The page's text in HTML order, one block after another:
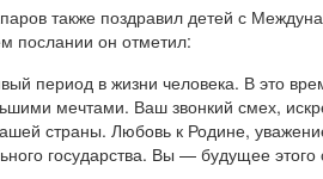
также поздравил детей с
послании он отметил:
период в жизни человека. В это
мечтами. Ваш звонкий смех,
страны. Любовь к Родине,
государства. Вы — будущее этого